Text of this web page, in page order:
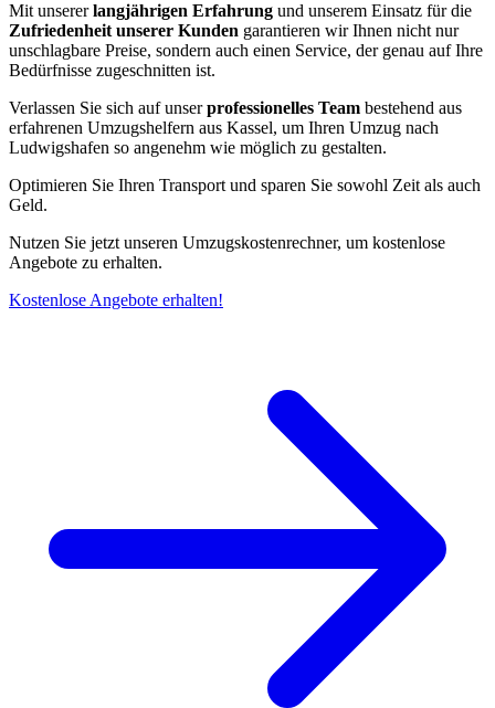
Mit unsererlangjährigen Erfahrung und unserem Einsatz für die
Zufriedenheit unserer Kunden garantieren wir Ihnen nicht nur
unschlagbare Preise, sondern auch einen Service, der genau auf Ihre
Bedürfnisse zugeschnitten ist.
Verlassen Sie sich auf unserprofessionelles Team bestehend aus
erfahrenen Umzugshelfern aus Kassel, um Ihren Umzug nach
Ludwigshafen so angenehm wie möglich zu gestalten.
Optimieren Sie Ihren Transport und sparen Sie sowohl Zeit als auch
Geld.
Nutzen Sie jetzt unseren Umzugskostenrechner, um kostenlose
Angebote zu erhalten.
Kostenlose Angebote erhalten!